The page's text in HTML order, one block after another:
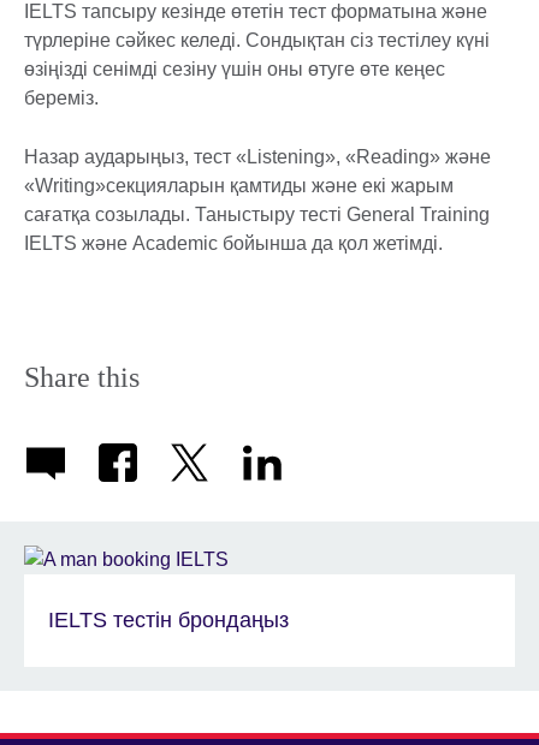
IELTS тапсыру кезінде өтетін тест форматына және
түрлеріне сәйкес келеді. Сондықтан сіз тестілеу күні
өзіңізді сенімді сезіну үшін оны өтуге өте кеңес
береміз.
Назар аударыңыз, тест «Listening», «Reading» және
«Writing»секцияларын қамтиды және екі жарым
сағатқа созылады. Таныстыру тесті General Training
IELTS және Academic бойынша да қол жетімді.
Share this
IELTS тестін брондаңыз